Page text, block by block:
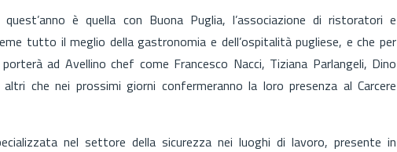
è quella con Buona Puglia, l’associazione di ristoratori e
tutto il meglio della gastronomia e dell’ospitalità pugliese, e che per
ad Avellino chef come Francesco Nacci, Tiziana Parlangeli, Dino
che nei prossimi giorni confermeranno la loro presenza al Carcere
nel settore della sicurezza nei luoghi di lavoro, presente in